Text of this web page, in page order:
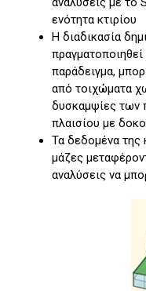
ενότητα κτιρίου
Η διαδικασία
παράδειγμα,
από τοιχώματα
δυσκαμψίες των
πλαισίου με
Τα δεδομένα της
μάζες
αναλύσεις να